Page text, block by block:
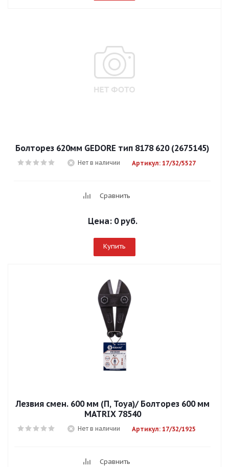
Болторез 620мм GEDORE тип 8178 620 (2675145)
Нет в наличии Артикул: 17/32/5527
Сравнить
Цена: 0 руб.
Купить
Лезвия смен. 600 мм (П, Toya)/ Болторез 600 мм
MATRIX 78540
Нет в наличии Артикул: 17/32/1925
Сравнить